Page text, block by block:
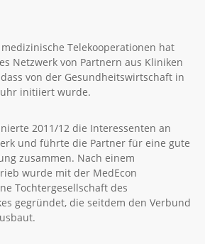
Telekooperationen hat
Netzwerk von Partnern aus Kliniken
von der Gesundheitswirtschaft in
initiiert wurde.
2011/12 die Interessenten an
und führte die Partner für eine gute
zusammen. Nach einem
wurde mit der MedEcon
Tochtergesellschaft des
gegründet, die seitdem den Verbund